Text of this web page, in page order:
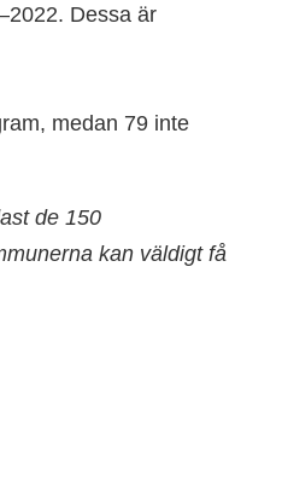
Dessa är
medan 79 inte
de 150
kan väldigt få